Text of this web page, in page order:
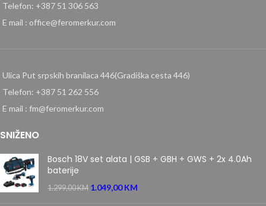
Telefon: +387 51 306 563
E mail : office@feromerkur.com
Ulica Put srpskih branilaca 446(Gradiška cesta 446)
Telefon: +387 51 262 556
E mail : fm@feromerkur.com
SNIŽENO
Bosch 18V set alata | GSB + GBH + GWS + 2x 4.0Ah
baterije
1.299,00KM 1.049,00KM